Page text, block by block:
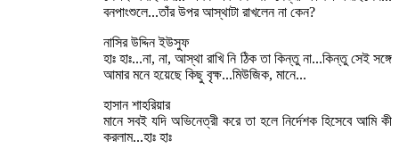
বনপাংশুলে...তাঁর উপর আস্থাটা রাখলেন না কেন?
নাসির উদ্দিন ইউসুফ
হাঃ হাঃ...না, না, আস্থা রাখি নি ঠিক তা কিন্তু না...কিন্তু সেই সঙ্গে
আমার মনে হয়েছে কিছু বৃক্ষ...মিউজিক, মানে...
হাসান শাহরিয়ার
মানে সবই যদি অভিনেত্রী করে তা হলে নির্দেশক হিসেবে আমি কী
করলাম...হাঃ হাঃ